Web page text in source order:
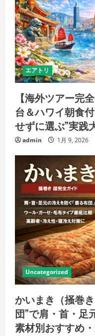
エアトリ
【海外ツアー完
台＆ハワイ朝食
せずに選ぶ”実践
admin 1月 9, 2026
Uncategorized
かいまき（掻巻
団”で肩・首・足
素材別おすすめ